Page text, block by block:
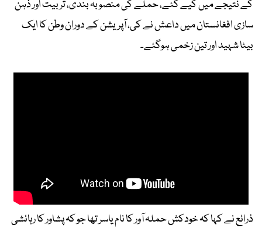
کے نتیجے میں کیے گئے، حملے کی منصوبہ بندی، تربیت اور ذہن
سازی افغانستان میں داعش نے کی، آپریشن کے دوران وطن کا ایک
بیٹا شہید اور تین زخمی ہوگئے۔
ذرائع نے کہا کہ خودکش حملہ آور کا نام یاسر تھا جو کہ پشاور کا رہائشی